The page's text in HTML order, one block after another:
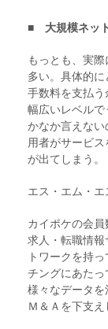
■ 大規模ネッ
もっとも、実
多い。具体的
手数料を支払
幅広いレベル
かなか言えない
用者がサービ
が出てしまう。
エス・エム・エ
カイポケの会員
求人・転職情
トワークを持
チングにあた
様々なデータ
Ｍ＆Ａを下支え